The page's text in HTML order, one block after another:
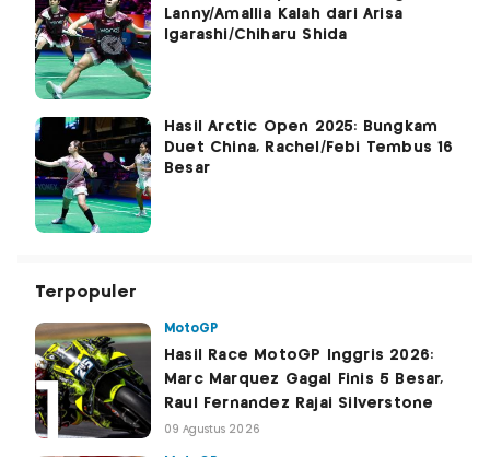
Lanny/Amallia Kalah dari Arisa
Igarashi/Chiharu Shida
Hasil Arctic Open 2025: Bungkam
Duet China, Rachel/Febi Tembus 16
Besar
Terpopuler
MotoGP
Hasil Race MotoGP Inggris 2026:
Marc Marquez Gagal Finis 5 Besar,
Raul Fernandez Rajai Silverstone
09 Agustus 2026